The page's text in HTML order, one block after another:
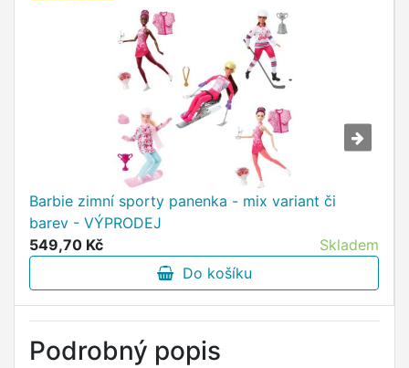
Barbie zimní sporty panenka - mix variant či
barev - VÝPRODEJ
549,70 Kč
Skladem
Do košíku
Podrobný popis